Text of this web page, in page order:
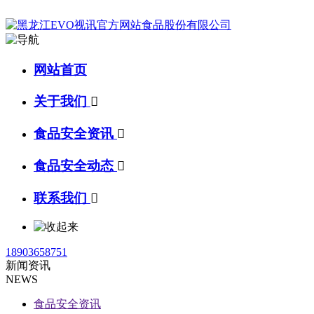
网站首页
关于我们 
食品安全资讯 
食品安全动态 
联系我们 
18903658751
新闻资讯
NEWS
食品安全资讯